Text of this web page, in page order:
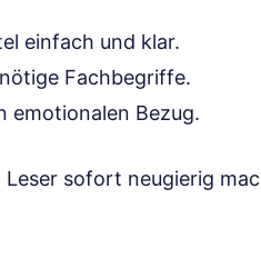
einfach und klar.
Fachbegriffe.
emotionalen Bezug.
sofort neugierig